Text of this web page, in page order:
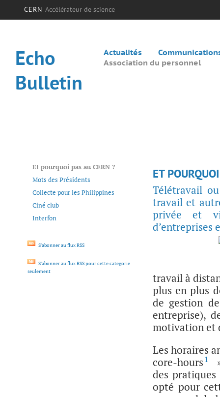
CERN Accélérateur de science
Echo
Bulletin
Actualités
Association du personnel
Et pourquoi pas au CERN ?
Mots des Présidents
Collecte pour les Philippines
Ciné club
Interfon
S'abonner au flux RSS
S'abonner au flux RSS pour cette categorie
seulement
ET
Télétravail
travail et
privée et
d’entreprises
travail à
plus en plus
de gestion
entreprise),
motivation et
Les horaires
core-hours 1
des
opté pour